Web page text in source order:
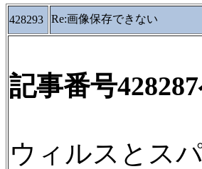
428293 Re:画像保存できない
記事番号
ウィルスとス